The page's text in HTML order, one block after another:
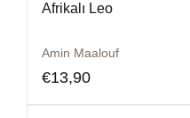
Afrikalı Leo
Amin Maalouf
€13,90